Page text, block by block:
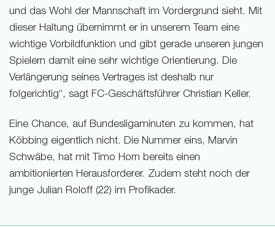
und das Wohl der Mannschaft im Vordergrund sieht. Mit
dieser Haltung übernimmt er in unserem Team eine
wichtige Vorbildfunktion und gibt gerade unseren jungen
Spielern damit eine sehr wichtige Orientierung. Die
Verlängerung seines Vertrages ist deshalb nur
folgerichtig“, sagt FC-Geschäftsführer Christian Keller.
Eine Chance, auf Bundesligaminuten zu kommen, hat
Köbbing eigentlich nicht. Die Nummer eins, Marvin
Schwäbe, hat mit Timo Horn bereits einen
ambitionierten Herausforderer. Zudem steht noch der
junge Julian Roloff (22) im Profikader.